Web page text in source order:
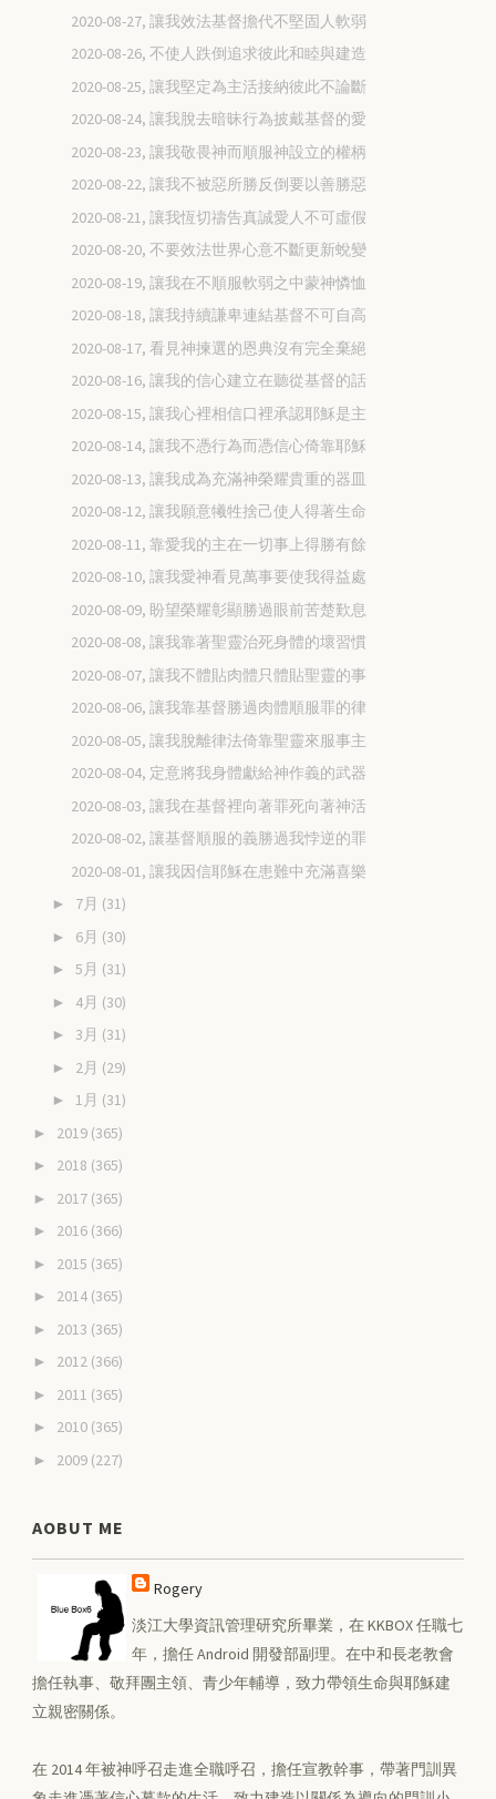
2020-08-27, 讓我效法基督擔代不堅固人軟弱
2020-08-26, 不使人跌倒追求彼此和睦與建造
2020-08-25, 讓我堅定為主活接納彼此不論斷
2020-08-24, 讓我脫去暗昧行為披戴基督的愛
2020-08-23, 讓我敬畏神而順服神設立的權柄
2020-08-22, 讓我不被惡所勝反倒要以善勝惡
2020-08-21, 讓我恆切禱告真誠愛人不可虛假
2020-08-20, 不要效法世界心意不斷更新蛻變
2020-08-19, 讓我在不順服軟弱之中蒙神憐恤
2020-08-18, 讓我持續謙卑連結基督不可自高
2020-08-17, 看見神揀選的恩典沒有完全棄絕
2020-08-16, 讓我的信心建立在聽從基督的話
2020-08-15, 讓我心裡相信口裡承認耶穌是主
2020-08-14, 讓我不憑行為而憑信心倚靠耶穌
2020-08-13, 讓我成為充滿神榮耀貴重的器皿
2020-08-12, 讓我願意犧牲捨己使人得著生命
2020-08-11, 靠愛我的主在一切事上得勝有餘
2020-08-10, 讓我愛神看見萬事要使我得益處
2020-08-09, 盼望榮耀彰顯勝過眼前苦楚歎息
2020-08-08, 讓我靠著聖靈治死身體的壞習慣
2020-08-07, 讓我不體貼肉體只體貼聖靈的事
2020-08-06, 讓我靠基督勝過肉體順服罪的律
2020-08-05, 讓我脫離律法倚靠聖靈來服事主
2020-08-04, 定意將我身體獻給神作義的武器
2020-08-03, 讓我在基督裡向著罪死向著神活
2020-08-02, 讓基督順服的義勝過我悖逆的罪
2020-08-01, 讓我因信耶穌在患難中充滿喜樂
► 7月 (31)
► 6月 (30)
► 5月 (31)
► 4月 (30)
► 3月 (31)
► 2月 (29)
► 1月 (31)
► 2019 (365)
► 2018 (365)
► 2017 (365)
► 2016 (366)
► 2015 (365)
► 2014 (365)
► 2013 (365)
► 2012 (366)
► 2011 (365)
► 2010 (365)
► 2009 (227)
AOBUT ME
Rogery
淡江大學資訊管理研究所畢業，在 KKBOX 任職七
年，擔任 Android 開發部副理。在中和長老教會
擔任執事、敬拜團主領、青少年輔導，致力帶領生命與耶穌建
立親密關係。
在 2014 年被神呼召走進全職呼召，擔任宣教幹事，帶著門訓異